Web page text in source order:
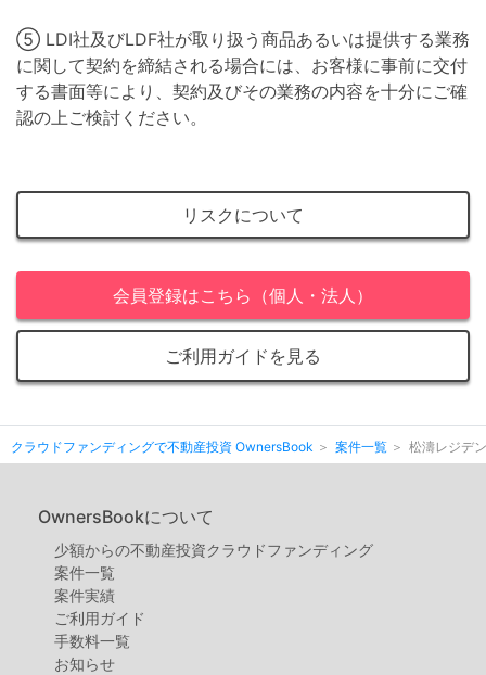
⑤ LDI社及びLDF社が取り扱う商品あるいは提供する業務
に関して契約を締結される場合には、お客様に事前に交付
する書面等により、契約及びその業務の内容を十分にご確
認の上ご検討ください。
リスクについて
会員登録はこちら（個人・法人）
ご利用ガイドを見る
クラウドファンディングで不動産投資 OwnersBook 案件一覧 松濤レジデ
OwnersBookについて
少額からの不動産投資クラウドファンディング
案件⼀覧
案件実績
ご利用ガイド
手数料一覧
お知らせ